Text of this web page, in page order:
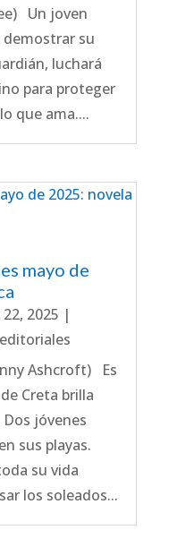
Un joven
su
luchará
para proteger
que ama....
mayo de
2025 |
Ashcroft) Es
Creta brilla
jóvenes
sus playas.
su vida
los soleados...